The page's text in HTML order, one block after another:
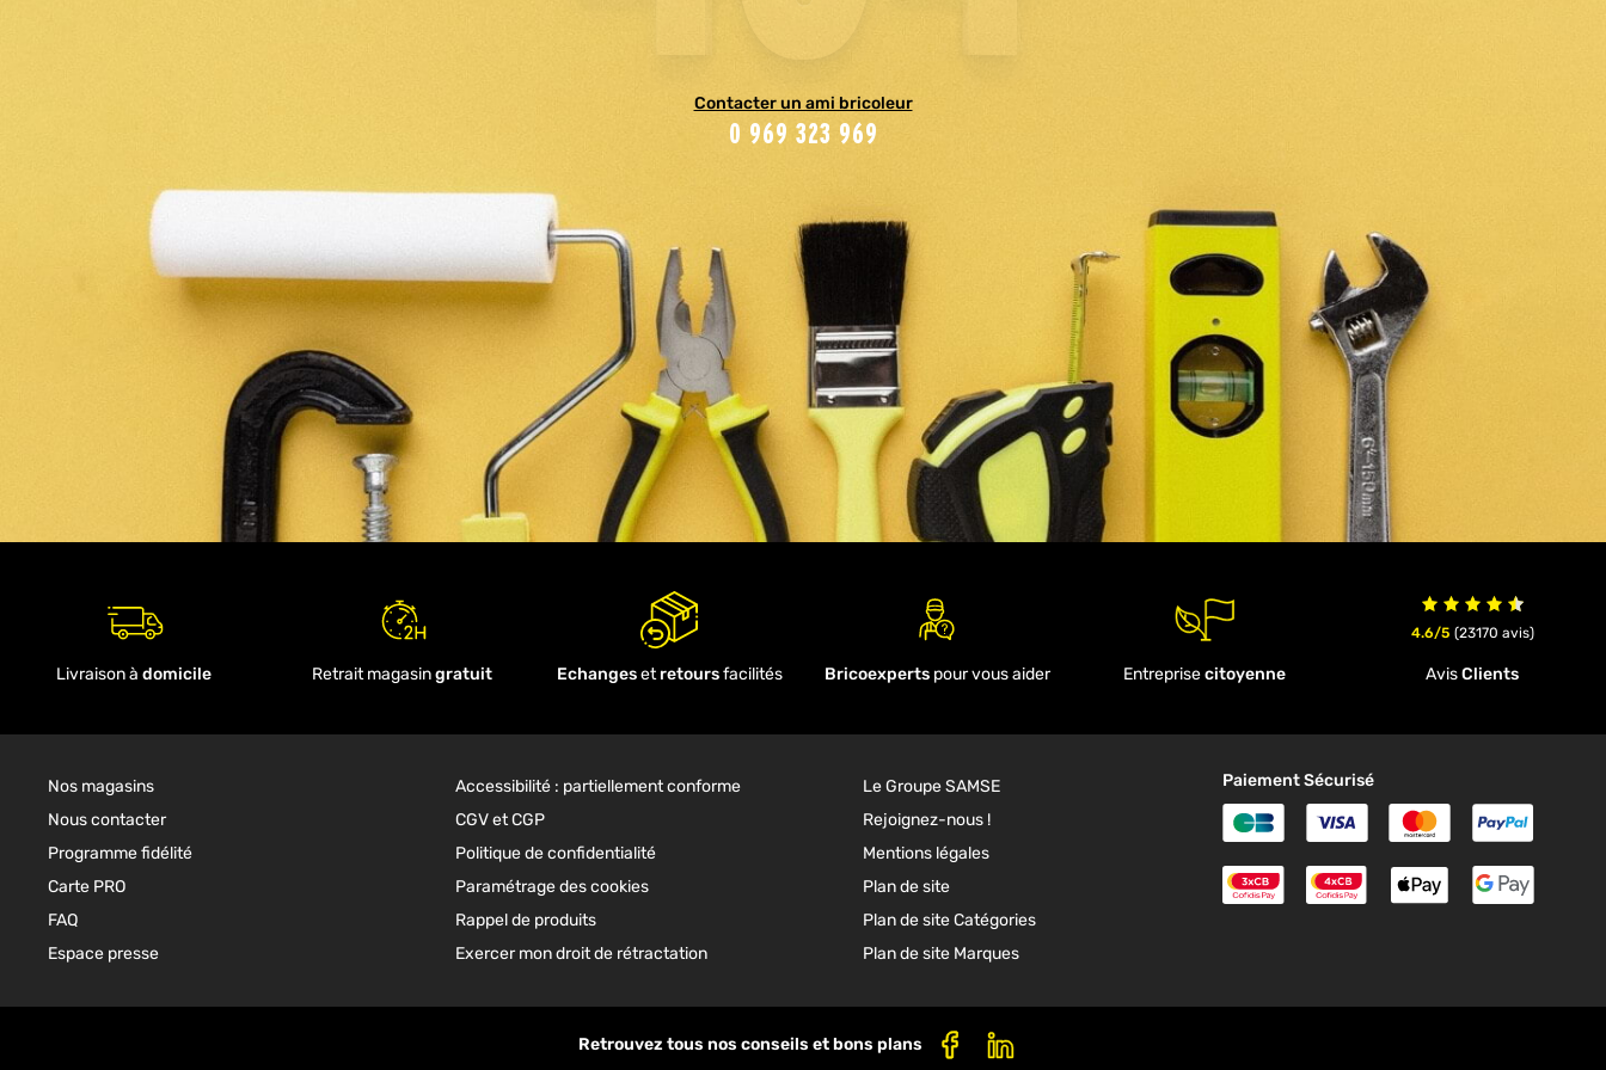
Contacter un ami bricoleur
0 969 323 969
Livraison à domicile Retrait magasingratuit Echangesetretoursfacilités Bricoexpertspour vous aider Entreprisecitoyenne
4.6/5 (23170 avis)
AvisClients
Nos magasins
Nous contacter
Programme fidélité
Carte PRO
FAQ
Espace presse
Accessibilité : partiellement conforme
CGV et CGP
Politique de confidentialité
Paramétrage des cookies
Rappel de produits
Exercer mon droit de rétractation
Le Groupe SAMSE
Rejoignez-nous !
Mentions légales
Plan de site
Plan de site Catégories
Plan de site Marques
Paiement Sécurisé
Carte BleueVisa MasterCard
Paiement en 3 fois Cofidis
Paiement en 4 fois Cofidis
ApplePay
Retrouvez tous nos conseils et bons plans FacebookLinkedin